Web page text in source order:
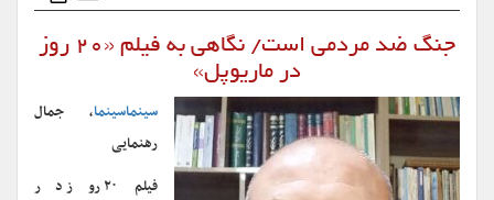
جنگ ضد مردمی است/ نگاهی به فیلم «۲۰ روز
در ماریوپل»
سینماسینما، جمال
رهنمایی
فیلم ۲۰ روز در